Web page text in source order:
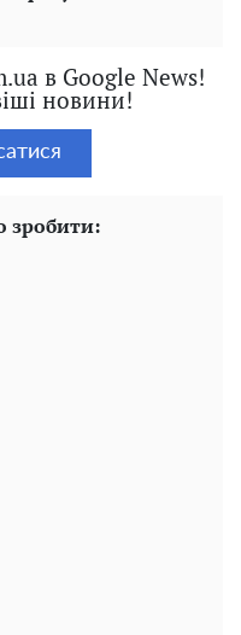
в Google News!
новини!
зробити: